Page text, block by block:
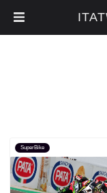
SuperBike